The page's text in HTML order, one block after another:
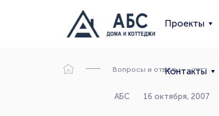
Проекты
Контакты
Вопросы и ответы
АБС 16 октября, 2007